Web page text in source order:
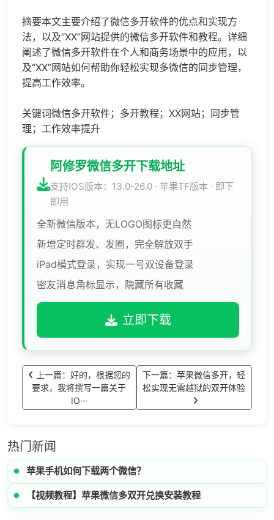
摘要本文主要介绍了微信多开软件的优点和实现方
法，以及“XX”网站提供的微信多开软件和教程。详细
阐述了微信多开软件在个人和商务场景中的应用，以
及“XX”网站如何帮助你轻松实现多微信的同步管理，
提高工作效率。
关键词微信多开软件；多开教程；XX网站；同步管
理；工作效率提升
阿修罗微信多开下载地址
支持IOS版本：13.0-26.0 · 苹果TF版本 · 即下
即用
全新微信版本，无LOGO图标更自然
新增定时群发、发圈，完全解放双手
iPad模式登录，实现一号双设备登录
密友消息角标显示，隐藏所有收藏
立即下载
上一篇：好的，根据您的
要求，我将撰写一篇关于
IO···
下一篇：苹果微信多开，轻
松实现无需越狱的双开体验
热门新闻
苹果手机如何下载两个微信？
【视频教程】苹果微信多双开兑换安装教程